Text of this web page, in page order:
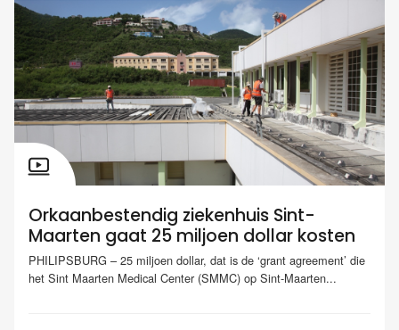
Orkaanbestendig ziekenhuis Sint-
Maarten gaat 25 miljoen dollar kosten
PHILIPSBURG – 25 miljoen dollar, dat is de ‘grant agreement’ die
het Sint Maarten Medical Center (SMMC) op Sint-Maarten...